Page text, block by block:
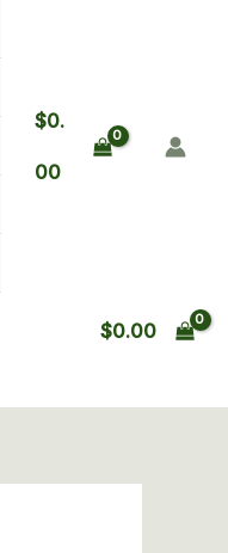
$0.
00
$0.00